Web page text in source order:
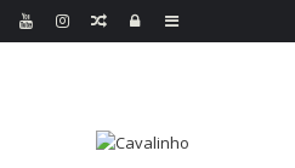
Sidebar
Log
Random